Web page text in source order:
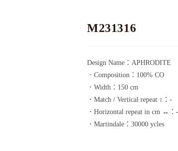
M231316
Design Name：APHRODITE
．Composition：100% CO
．Width：150 cm
．Match / Vertical repeat ↕：-
．Horizontal repeat in cm ↔：-
．Martindale：30000 ycles